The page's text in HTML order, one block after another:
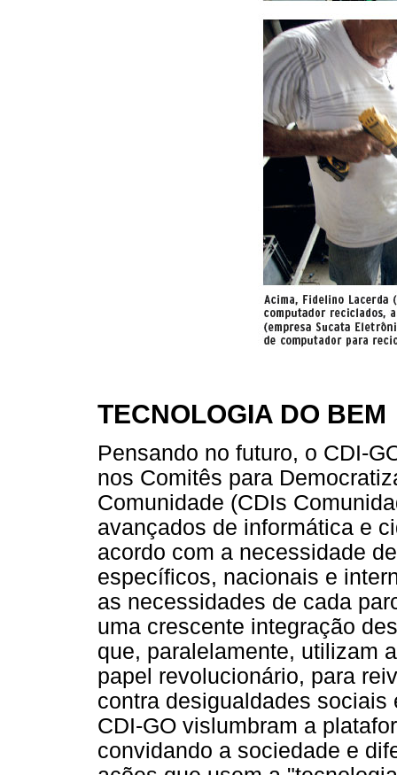
TECNOLOGIA DO BEM
Pensando no futuro, o CDI-
nos Comitês para
Comunidade (CDIs
avançados de informática e
acordo com a necessidade
específicos, nacionais e
as necessidades de cada
uma crescente integração
que, paralelamente, utilizam
papel revolucionário, para
contra desigualdades
CDI-GO vislumbram a
convidando a sociedade e